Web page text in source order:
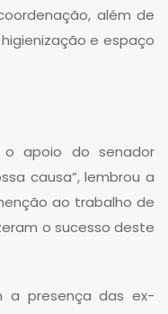
além de
e espaço
o apoio do senador
causa”, lembrou a
ao trabalho de
o sucesso deste
a presença das ex-